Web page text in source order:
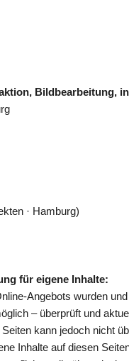
Bildbearbeitung,
· Hamburg)
für eigene Inhalte:
Angebots wurden
– überprüft und
kann jedoch nicht
Inhalte auf diesen